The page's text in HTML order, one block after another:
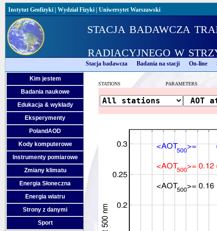
Instytut Geofizyki | Wydział Fizyki | Uniwersytet Warszawski
stacja badawcza
radiacyjnego w
Stacja badawcza Badania na stacji On-line
Kim jestem
Badania naukowe
Edukacja & wykłady
Eksperymenty
PolandAOD
Kody komputerowe
Instrumenty pomiarowe
Zmiany klimatu
Energia Słoneczna
Energia wiatru
Strony z danymi
Sport
STATIONS PARAMETERS